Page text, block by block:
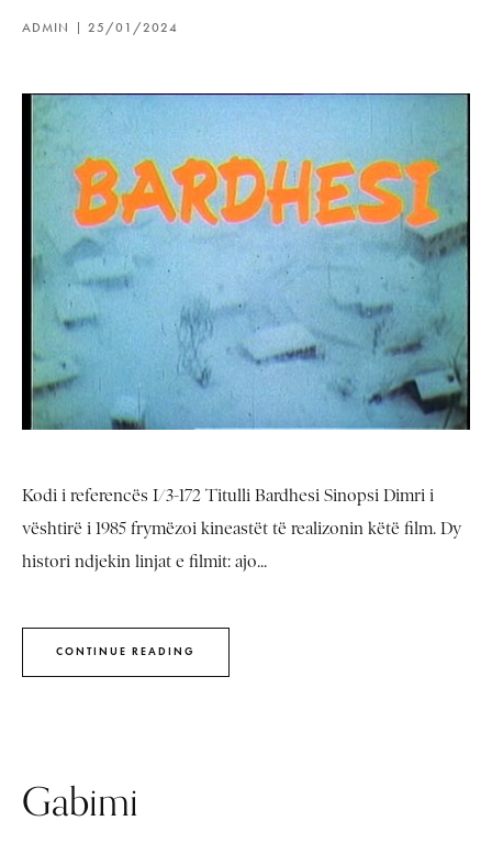
ADMIN 25/01/2024
Kodi i referencës I/3-172 Titulli Bardhesi Sinopsi Dimri i
vështirë i 1985 frymëzoi kineastët të realizonin këtë film. Dy
histori ndjekin linjat e filmit: ajo...
CONTINUE READING
Gabimi